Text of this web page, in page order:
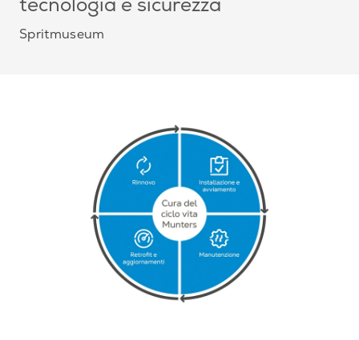
tecnologia e sicurezza
Spritmuseum